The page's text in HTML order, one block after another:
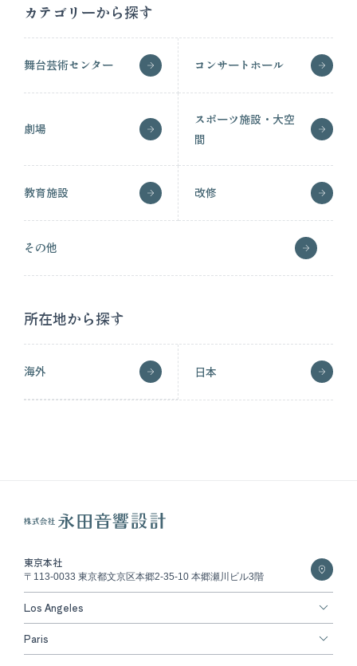
カテゴリーから探す
舞台芸術センター コンサートホール
劇場
スポーツ施設・大空
間
教育施設 改修
その他
所在地から探す
海外 日本
東京本社
〒113-0033 東京都文京区本郷2-35-10 本郷瀬川ビル3階
Los Angeles
Paris